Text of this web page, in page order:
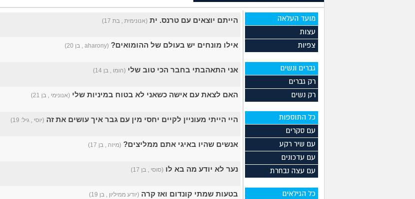
מועד העלאה
עצות
צפיות
גברים ונשים
רק גברים
רק נשים
כל התוספות
עם סקרים
עם שיר רקע
עם עדכונים
עם עצה נבחרת
כל הגילאים
הייתם יוצאים עם טרנס. ית (אנונימית , בת 17)
אילו מונחים יש בעולם של ההומואים? (aharony , בן 20)
אני התאהבתי בחבר הכי טוב שלי (הומו , בן 14)
האם לצאת עם אישה כשאני לא בטוח במיניות שלי (אנונימי , בן 21)
היי הייתי מעוניין לקיים יחסי מין עם גבר איך עושים את זה (יוסי , גיל: 19)
אנשים שהיו באיגי אתם ממליצים? (מיזה , בן 17)
נער לא יודע מה בא לו (סוסי , בן 17)
בטעות שמתי קונדום ואז קרה (יודע ממיליון , בן 19)